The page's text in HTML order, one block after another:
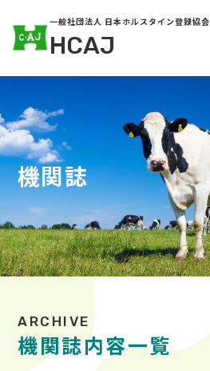
一般社団法人 日本ホルスタイン登録協会
HCAJ
機関誌
機関誌内容一覧